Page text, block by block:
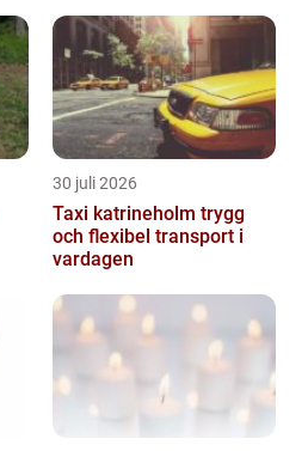
30 juli 2026
Taxi katrineholm trygg
och flexibel transport i
vardagen